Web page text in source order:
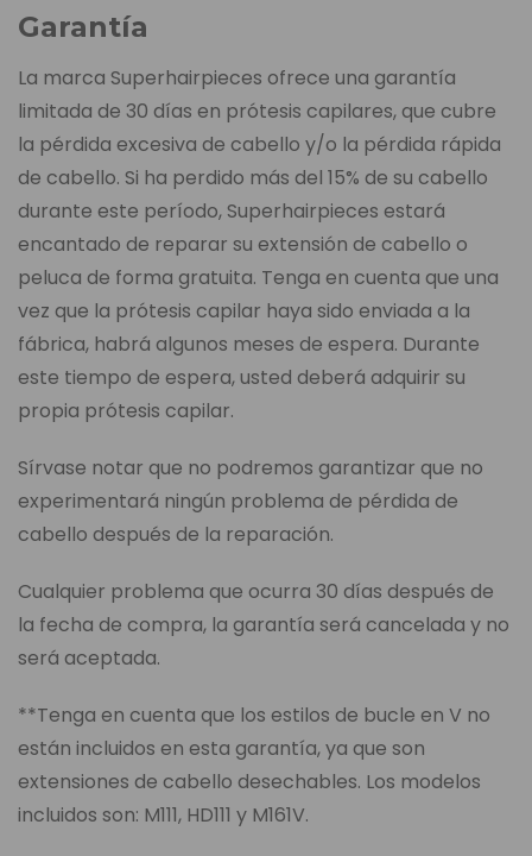
Garantía
La marca Superhairpieces ofrece una garantía
limitada de 30 días en prótesis capilares, que cubre
la pérdida excesiva de cabello y/o la pérdida rápida
de cabello. Si ha perdido más del 15% de su cabello
durante este período, Superhairpieces estará
encantado de reparar su extensión de cabello o
peluca de forma gratuita. Tenga en cuenta que una
vez que la prótesis capilar haya sido enviada a la
fábrica, habrá algunos meses de espera. Durante
este tiempo de espera, usted deberá adquirir su
propia prótesis capilar.
Sírvase notar que no podremos garantizar que no
experimentará ningún problema de pérdida de
cabello después de la reparación.
Cualquier problema que ocurra 30 días después de
la fecha de compra, la garantía será cancelada y no
será aceptada.
**Tenga en cuenta que los estilos de bucle en V no
están incluidos en esta garantía, ya que son
extensiones de cabello desechables. Los modelos
incluidos son: M111, HD111 y M161V.